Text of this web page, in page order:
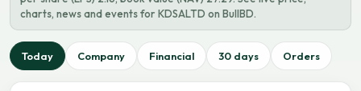
charts, news and events for KDSALTD on BullBD.
Today Company Financial 30 days Orders